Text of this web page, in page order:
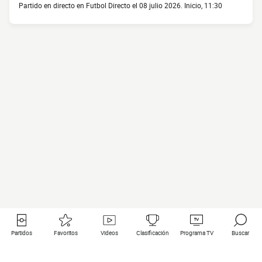
Partido en directo en Futbol Directo el 08 julio 2026. Inicio, 11:30
Partidos Favoritos Videos Clasificación Programa TV Buscar